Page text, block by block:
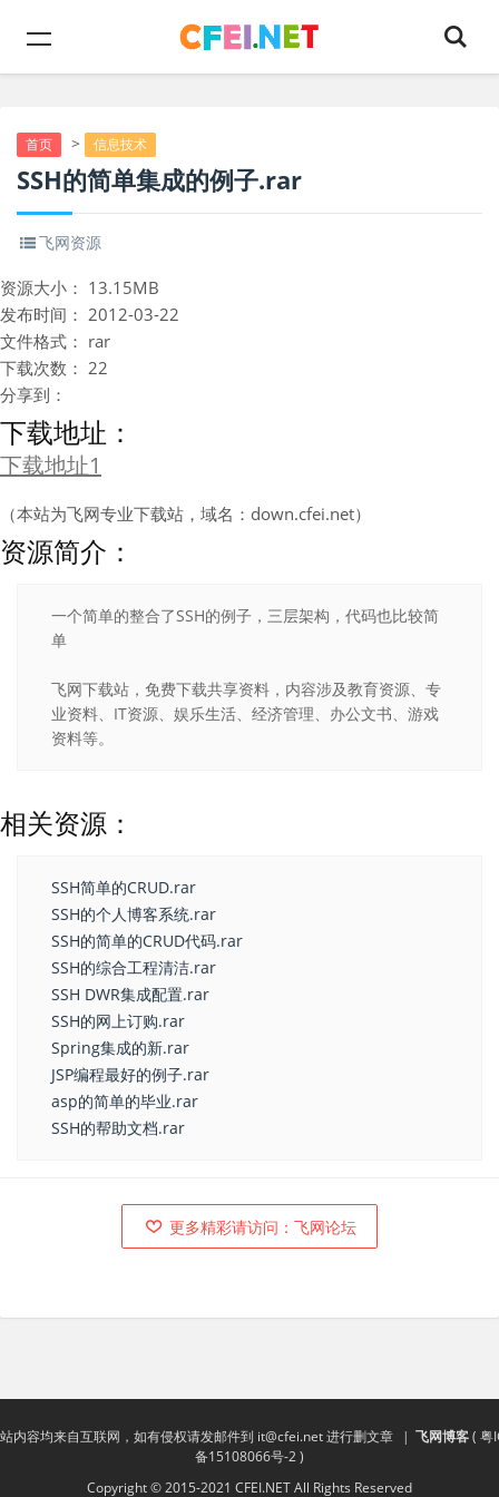
首页 > 信息技术
SSH的简单集成的例子.rar
飞网资源
资源大小： 13.15MB
发布时间： 2012-03-22
文件格式： rar
下载次数： 22
分享到：
下载地址：
下载地址1
（本站为飞网专业下载站，域名：down.cfei.net）
资源简介：
一个简单的整合了SSH的例子，三层架构，代码也比较简
单
飞网下载站，免费下载共享资料，内容涉及教育资源、专
业资料、IT资源、娱乐生活、经济管理、办公文书、游戏
资料等。
相关资源：
SSH简单的CRUD.rar
SSH的个人博客系统.rar
SSH的简单的CRUD代码.rar
SSH的综合工程清洁.rar
SSH DWR集成配置.rar
SSH的网上订购.rar
Spring集成的新.rar
JSP编程最好的例子.rar
asp的简单的毕业.rar
SSH的帮助文档.rar
更多精彩请访问：飞网论坛
内容均来自互联网，如有侵权请发邮件到 it@cfei.net进行删文章 | 飞网博客( 粤
备15108066号-2)
Copyright © 2015-2021 CFEI.NET All Rights Reserved